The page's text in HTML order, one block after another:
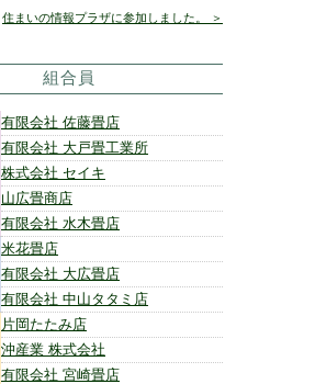
住まいの情報プラザに参加しました。 ＞
組合員
有限会社 佐藤畳店
有限会社 大戸畳工業所
株式会社 セイキ
山広畳商店
有限会社 水木畳店
米花畳店
有限会社 大広畳店
有限会社 中山タタミ店
片岡たたみ店
沖産業 株式会社
有限会社 宮崎畳店